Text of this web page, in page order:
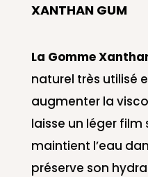
XANTHAN GUM
La Gomme
naturel très utilisé
augmenter la
laisse un léger film
maintient l’eau
préserve son